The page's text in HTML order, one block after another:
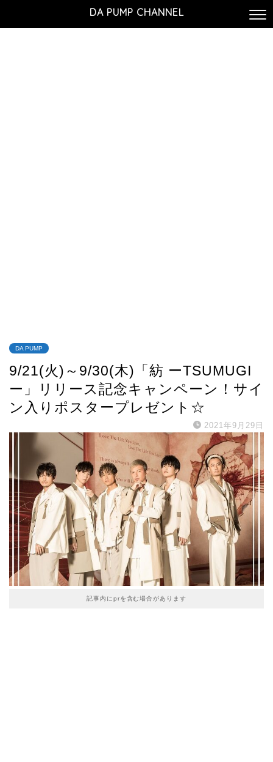
DA PUMP CHANNEL
DA PUMP
9/21(火)～9/30(木)「紡 ーTSUMUGI
ー」リリース記念キャンペーン！サイ
ン入りポスタープレゼント☆
2021年9月29日
記事内にprを含む場合があります